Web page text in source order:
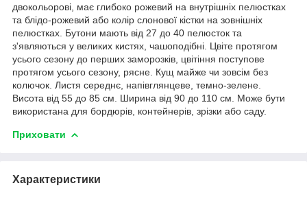
двокольорові, має глибоко рожевий на внутрішніх пелюстках
та блідо-рожевий або колір слонової кістки на зовнішніх
пелюстках. Бутони мають від 27 до 40 пелюсток та
з'являються у великих кистях, чашоподібні. Цвіте протягом
усього сезону до перших заморозків, цвітіння поступове
протягом усього сезону, рясне. Кущ майже чи зовсім без
колючок. Листя середнє, напівглянцеве, темно-зелене.
Висота від 55 до 85 см. Ширина від 90 до 110 см. Може бути
використана для бордюрів, контейнерів, зрізки або саду.
Приховати
Характеристики